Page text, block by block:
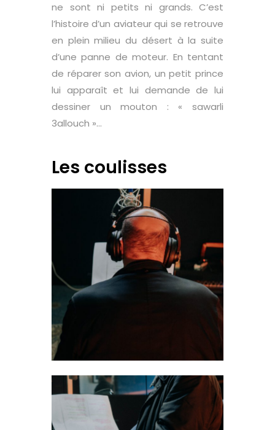
ne sont ni petits ni grands. C’est
l’histoire d’un aviateur qui se retrouve
en plein milieu du désert à la suite
d’une panne de moteur. En tentant
de réparer son avion, un petit prince
lui apparaît et lui demande de lui
dessiner un mouton : « sawarli
3allouch »…
Les coulisses